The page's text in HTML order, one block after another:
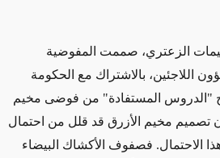
الزعتري، صممت المفوضية
اللاجئين، بالاشتراك مع الحكومة
"الدروس المستفادة" من فوضى مخيم
تصميم مخيم الأزرق قد قلل من احتمال
الاحتمال. فصفوف الأكشاك البيضاء